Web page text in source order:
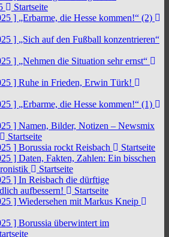
Startseite
] „Erbarme, die Hesse kommen!“ (2)
] „Sich auf den Fußball konzentrieren“
] „Nehmen die Situation sehr ernst“
] Ruhe in Frieden, Erwin Türk!
] „Erbarme, die Hesse kommen!“ (1)
] Namen, Bilder, Notizen – Newsmix
Startseite
] Borussia rockt Reisbach
Startseite
] Daten, Fakten, Zahlen: Ein bisschen
Startseite
] In Reisbach die dürftige
aufbessern!
Startseite
] Wiedersehen mit Markus Kneip
] Borussia überwintert im